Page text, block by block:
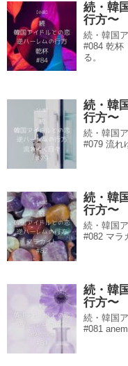
続・韓
行方〜
続・韓国
#084 乾杯
る。
続・韓
行方〜
続・韓国
#079 流
続・韓
行方〜
続・韓国
#082
続・韓
行方〜
続・韓国
#081